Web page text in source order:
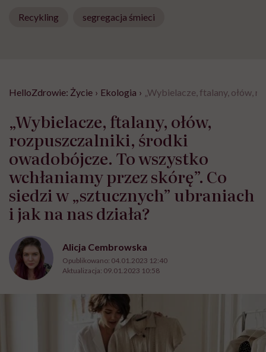
Recykling segregacja śmieci
HelloZdrowie: Życie › Ekologia › „Wybielacze, ftalany, ołów,
„Wybielacze, ftalany, ołów,
rozpuszczalniki, środki
owadobójcze. To wszystko
wchłaniamy przez skórę”. Co
siedzi w „sztucznych” ubraniach
i jak na nas działa?
Alicja Cembrowska
Opublikowano: 04.01.2023 12:40
Aktualizacja: 09.01.2023 10:58